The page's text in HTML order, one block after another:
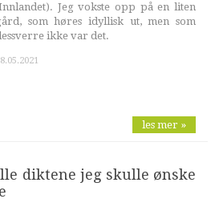
Jeg vokste opp på en liten
som høres idyllisk ut, men som
ikke var det.
les mer »
diktene jeg skulle ønske